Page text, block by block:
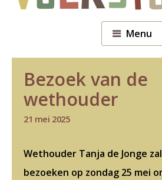
Menu
Bezoek van de
wethouder
21 mei 2025
Wethouder Tanja de Jonge
bezoeken op zondag 25 mei